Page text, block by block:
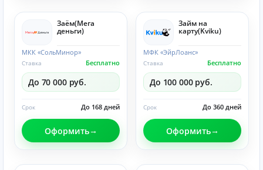
Заём(Мега
деньги)
МКК «СольМинор»
Бесплатно
Ставка
До 70 000 руб.
До 168 дней
Срок
Оформить
Займ на
карту(Kviku)
МФК «ЭйрЛоанс»
Бесплатно
Ставка
До 100 000 руб.
До 360 дней
Срок
Оформить